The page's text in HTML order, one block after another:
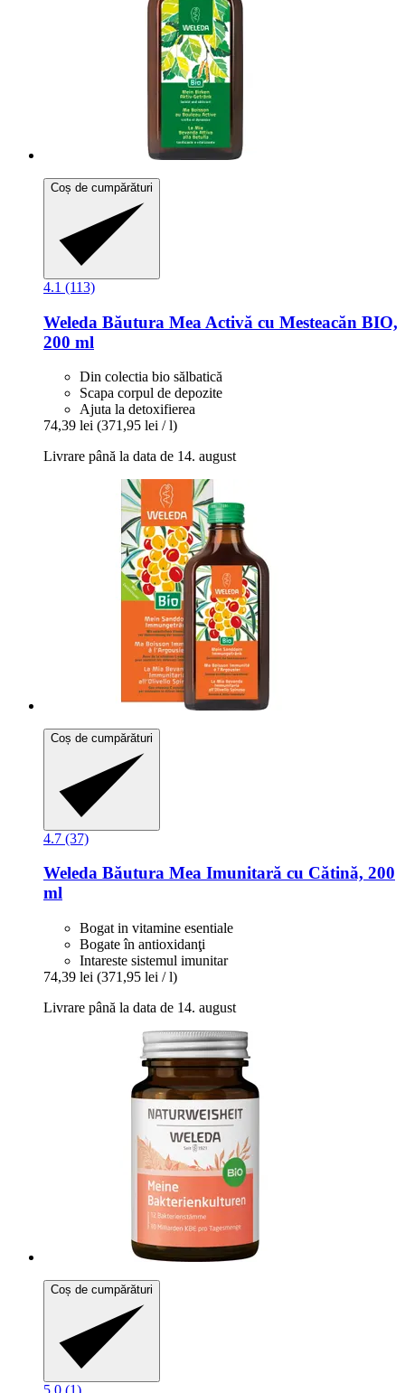
Coș de cumpărături
4.1 (113)
Weleda Băutura Mea Activă cu Mesteacăn BIO,
200 ml
Din colectia bio sălbatică
Scapa corpul de depozite
Ajuta la detoxifierea
74,39 lei (371,95 lei / l)
Livrare până la data de 14. august
Coș de cumpărături
4.7 (37)
Weleda Băutura Mea Imunitară cu Cătină, 200
ml
Bogat in vitamine esentiale
Bogate în antioxidanţi
Intareste sistemul imunitar
74,39 lei (371,95 lei / l)
Livrare până la data de 14. august
Coș de cumpărături
5.0 (1)